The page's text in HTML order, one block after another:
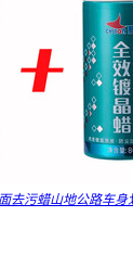
去污蜡山地公路车